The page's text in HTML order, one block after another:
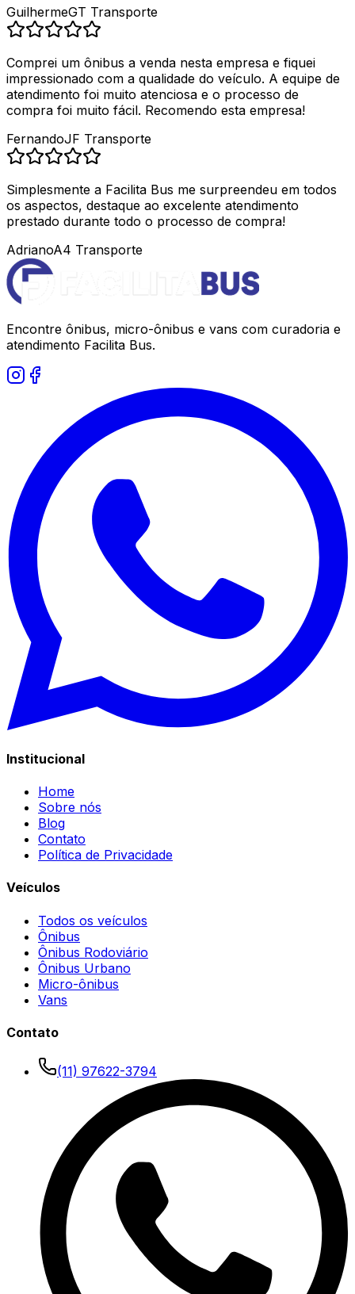
GuilhermeGT Transporte
Comprei um ônibus a venda nesta empresa e fiquei
impressionado com a qualidade do veículo. A equipe de
atendimento foi muito atenciosa e o processo de
compra foi muito fácil. Recomendo esta empresa!
FernandoJF Transporte
Simplesmente a Facilita Bus me surpreendeu em todos
os aspectos, destaque ao excelente atendimento
prestado durante todo o processo de compra!
AdrianoA4 Transporte
Encontre ônibus, micro-ônibus e vans com curadoria e
atendimento Facilita Bus.
Institucional
Home
Sobre nós
Blog
Contato
Política de Privacidade
Veículos
Todos os veículos
Ônibus
Ônibus Rodoviário
Ônibus Urbano
Micro-ônibus
Vans
Contato
(11) 97622-3794